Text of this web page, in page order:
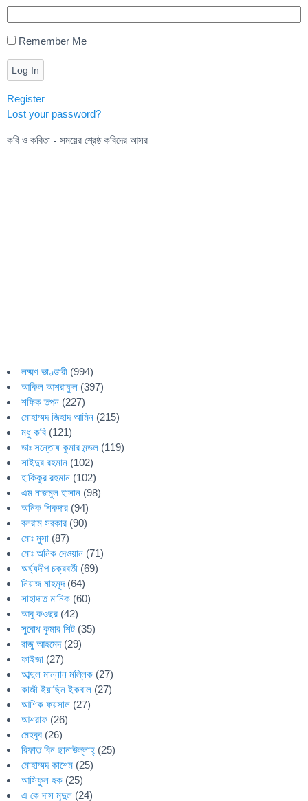
Remember Me
Log In
Register
Lost your password?
কবি ও কবিতা - সময়ের শ্রেষ্ঠ কবিদের আসর
লক্ষ্মণ ভাণ্ডারী (994)
আকিল আশরাফুল (397)
শফিক তপন (227)
মোহাম্মদ জিহাদ আমিন (215)
মধু কবি (121)
ডাঃ সন্তোষ কুমার মন্ডল (119)
সাইদুর রহমান (102)
হাকিকুর রহমান (102)
এম নাজমুল হাসান (98)
অনিক শিকদার (94)
বলরাম সরকার (90)
মোঃ মুসা (87)
মোঃ অনিক দেওয়ান (71)
অর্ঘ্যদীপ চক্রবর্তী (69)
নিয়াজ মাহমুদ(64)
সাহাদাত মানিক (60)
আবু কওছর (42)
সুবোধ কুমার শিট (35)
রাজু আহমেদ(29)
ফাইজা (27)
আব্দুল মান্নান মল্লিক (27)
কাজী ইয়াছিন ইকবাল (27)
আশিক ফয়সাল (27)
আশরাফ (26)
মেহবুব (26)
রিফাত বিন ছানাউল্লাহ্ (25)
মোহাম্মদ কাশেম (25)
আসিফুল হক (25)
এ কে দাস মৃদুল (24)